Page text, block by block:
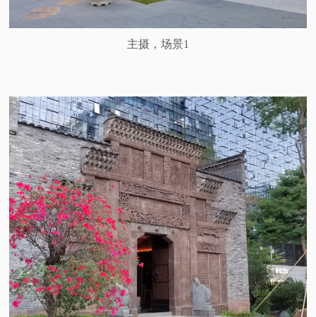
主摄，场景1